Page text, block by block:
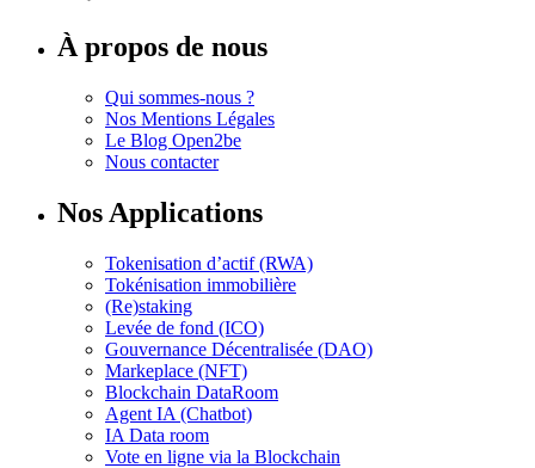
À propos de nous
Qui sommes-nous ?
Nos Mentions Légales
Le Blog Open2be
Nous contacter
Nos Applications
Tokenisation d’actif (RWA)
Tokénisation immobilière
(Re)staking
Levée de fond (ICO)
Gouvernance Décentralisée (DAO)
Markeplace (NFT)
Blockchain DataRoom
Agent IA (Chatbot)
IA Data room
Vote en ligne via la Blockchain